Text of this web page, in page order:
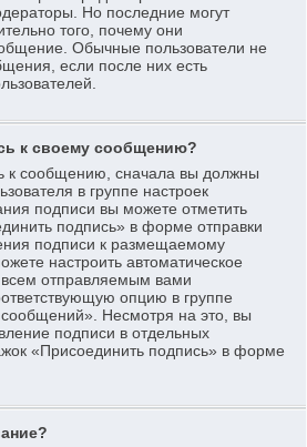
Но последние могут
того, почему они
Обычные пользователи не
если после них есть
к своему сообщению?
к сообщению, сначала вы должны
в группе настроек
подписи вы можете отметить
подпись» в форме отправки
подписи к размещаемому
настроить автоматическое
отправляемым вами
опцию в группе
Несмотря на это, вы
подписи в отдельных
«Присоединить подпись» в форме